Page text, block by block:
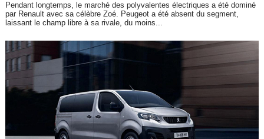
Pendant longtemps, le marché des polyvalentes électriques a été dominé
par Renault avec sa célèbre Zoé. Peugeot a été absent du segment,
laissant le champ libre à sa rivale, du moins...